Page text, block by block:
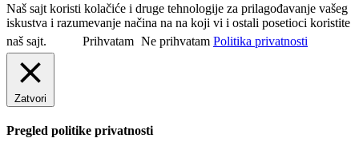
Naš sajt koristi kolačiće i druge tehnologije za prilagođavanje vašeg
iskustva i razumevanje načina na na koji vi i ostali posetioci koristite
naš sajt.
Prihvatam Ne prihvatam Politika privatnosti
Zatvori
Pregled politike privatnosti